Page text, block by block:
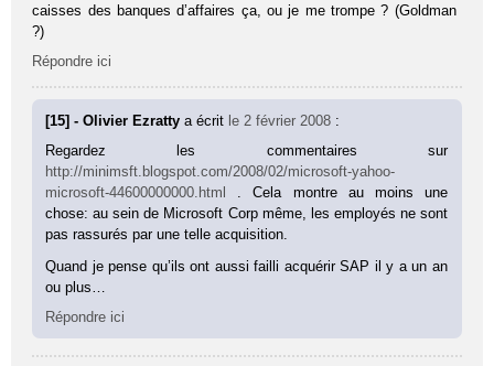
caisses des banques d’affaires ça, ou je me trompe ? (Goldman
?)
Répondre ici
[15] - Olivier Ezrattya écrit le 2 février 2008 :
Regardez les commentaires sur
http://minimsft.blogspot.com/2008/02/microsoft-yahoo-
microsoft-44600000000.html
. Cela montre au moins une
chose: au sein de Microsoft Corp même, les employés ne sont
pas rassurés par une telle acquisition.
Quand je pense qu’ils ont aussi failli acquérir SAP il y a un an
ou plus…
Répondre ici